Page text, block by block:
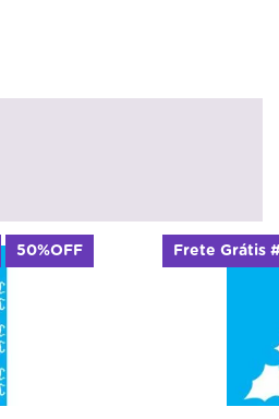
50%OFF Frete Grátis